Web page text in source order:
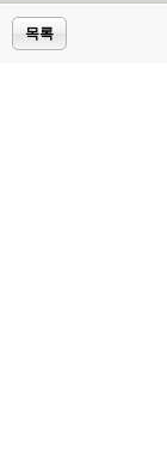
목록